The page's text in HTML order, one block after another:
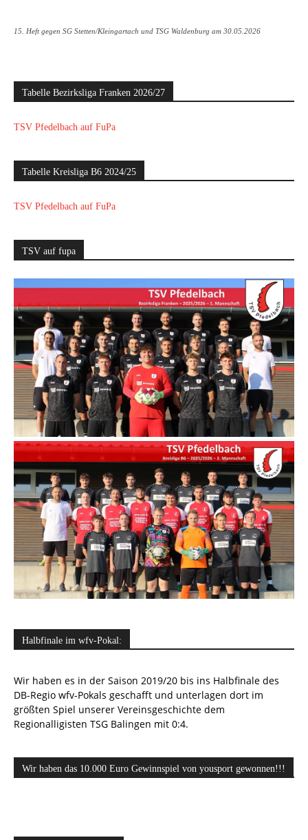
15. Heft gegen SG Stetten/Kleingartach und TSG Waldenburg am 30.05.2026
Tabelle Bezirksliga Franken 2026/27
TSV Pfedelbach auf FuPa
Tabelle Kreisliga B6 2024/25
TSV Pfedelbach auf FuPa
TSV auf fupa
Halbfinale im wfv-Pokal:
Wir haben es in der Saison 2019/20 bis ins Halbfinale des
DB-Regio wfv-Pokals geschafft und unterlagen dort im
größten Spiel unserer Vereinsgeschichte dem
Regionalligisten TSG Balingen mit 0:4.
Wir haben das 10.000 Euro Gewinnspiel von yousport gewonnen!!!